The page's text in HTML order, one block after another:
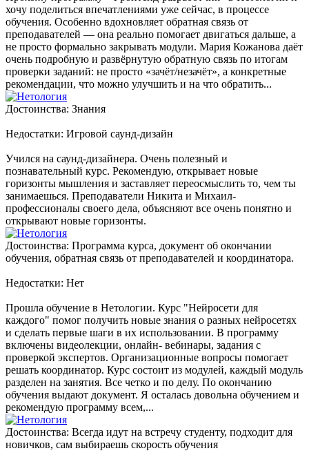
хочу поделиться впечатлениями уже сейчас, в процессе
обучения. Особенно вдохновляет обратная связь от
преподавателей — она реально помогает двигаться дальше, а
не просто формально закрывать модули. Мария Кожанова даёт
очень подробную и развёрнутую обратную связь по итогам
проверки заданий: не просто «зачёт/незачёт», а конкретные
рекомендации, что можно улучшить и на что обратить...
Достоинства: Знания
Недостатки: Игровой саунд-дизайн
Учился на саунд-дизайнера. Очень полезный и
познавательный курс. Рекомендую, открывает новые
горизонты мышления и заставляет переосмыслить то, чем ты
занимаешься. Преподаватели Никита и Михаил-
профессионалы своего дела, объясняют все очень понятно и
открывают новые горизонты.
Достоинства: Программа курса, документ об окончании
обучения, обратная связь от преподавателей и координатора.
Недостатки: Нет
Прошла обучение в Нетологии. Курс "Нейросети для
каждого" помог получить новые знания о разных нейросетях
и сделать первые шаги в их использовании. В программу
включены видеолекции, онлайн- вебинары, задания с
проверкой экспертов. Организационные вопросы помогает
решать координатор. Курс состоит из модулей, каждый модуль
разделен на занятия. Все четко и по делу. По окончанию
обучения выдают документ. Я осталась довольна обучением и
рекомендую программу всем,...
Достоинства: Всегда идут на встречу студенту, подходит для
новичков, сам выбираешь скорость обучения